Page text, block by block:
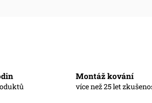
Montáž kování
více než 25 let